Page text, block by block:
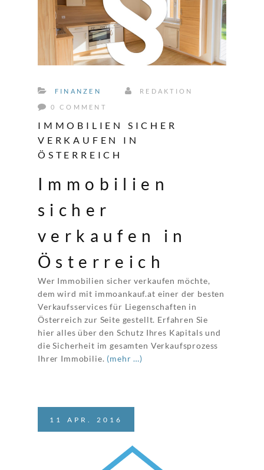
FINANZEN REDAKTION
0 COMMENT
IMMOBILIEN SICHER
VERKAUFEN IN
ÖSTERREICH
Immobilien
sicher
verkaufen in
Österreich
Wer Immobilien sicher verkaufen möchte,
dem wird mit immoankauf.at einer der besten
Verkaufsservices für Liegenschaften in
Österreich zur Seite gestellt. Erfahren Sie
hier alles über den Schutz Ihres Kapitals und
die Sicherheit im gesamten Verkaufsprozess
Ihrer Immobilie. (mehr …)
11 APR. 2016